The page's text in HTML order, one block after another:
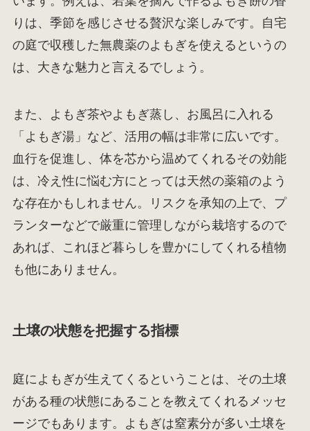
りは、季節を感じさせる贅沢な楽しみです。自宅
の庭で収穫した無農薬のよもぎを使えるというの
は、大きな魅力と言えるでしょう。
また、よもぎ茶やよもぎ蒸し、お風呂に入れる
「よもぎ湯」など、活用の幅は非常に広いです。
血行を促進し、体を芯から温めてくれるその効能
は、冷え性に悩む方にとっては天然の薬箱のよう
な存在かもしれません。リスクを承知の上で、プ
ランターなどで厳重に管理しながら栽培するので
あれば、これほど暮らしを豊かにしてくれる植物
も他にありません。
土壌の状態を把握する指標
庭によもぎが生えてくるということは、その土壌
がある種の状態にあることを教えてくれるメッセ
ージでもあります。よもぎは窒素分が多い土壌を